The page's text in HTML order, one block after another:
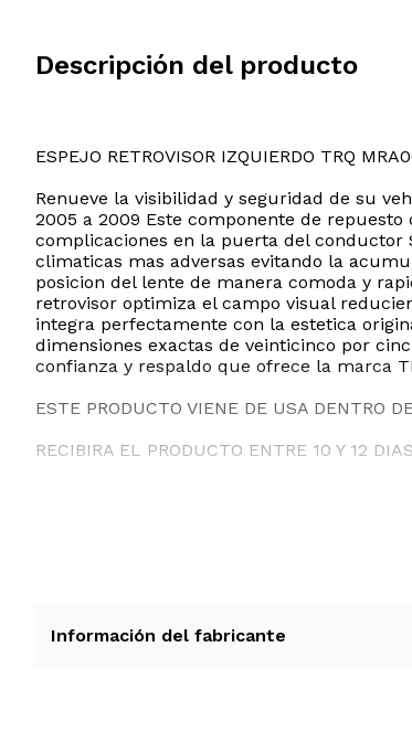
Descripción del producto
ESPEJO RETROVISOR IZQUIERDO TRQ
Renueve la visibilidad y seguridad de su
2005 a 2009 Este componente de
complicaciones en la puerta del conductor
climaticas mas adversas evitando la
posicion del lente de manera comoda y
retrovisor optimiza el campo visual
integra perfectamente con la estetica
dimensiones exactas de veinticinco por
confianza y respaldo que ofrece la marca
ESTE PRODUCTO VIENE DE USA DENTRO
RECIBIRA EL PRODUCTO ENTRE 10 Y 12
Información del fabricante